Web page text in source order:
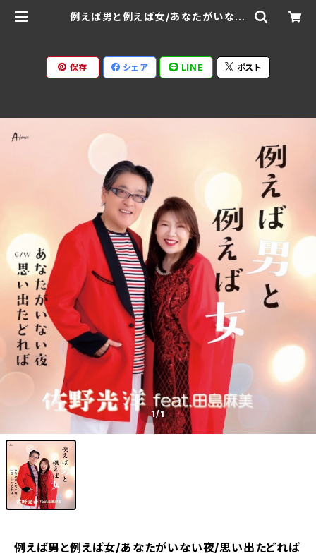
例えば男と例えば女/あなたがいない
cords
保存 シェア LINE ポスト
1/1
例えば男と例えば女/あなたがいない夜/思い出たどれば